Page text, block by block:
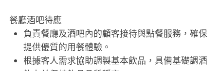
餐廳酒吧待應
負責餐廳及酒吧內的顧客接待與點餐服務，確保
提供優質的用餐體驗。
根據客人需求協助調製基本飲品，具備基礎調酒